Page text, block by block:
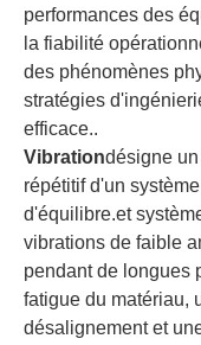
performances des
la fiabilité
des phénomènes
stratégies
efficace..
Vibrationdésigne
répétitif d'un
d'équilibre.et
vibrations de faible
pendant de longues
fatigue du matériau,
désalignement et